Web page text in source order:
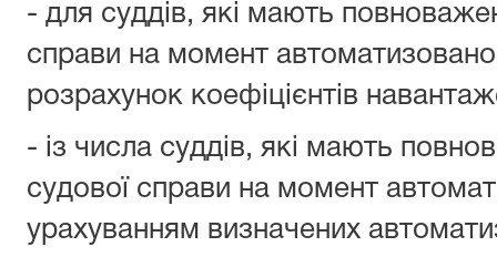
- для суддів, які мають
справи на момент
розрахунок коефіцієнтів
- із числа суддів, які мають
судової справи на момент
урахуванням визначених